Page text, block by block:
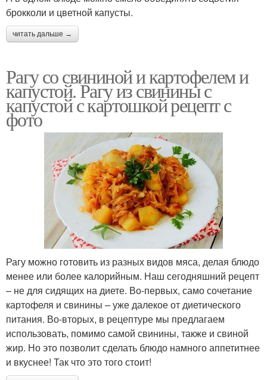
брокколи и цветной капусты.
читать дальше →
Рагу со свининой и картофелем и
капустой. Рагу из свинины с
капустой с картошкой рецепт с
фото
Рагу можно готовить из разных видов мяса, делая блюдо
менее или более калорийным. Наш сегодняшний рецепт
– не для сидящих на диете. Во-первых, само сочетание
картофеля и свинины – уже далекое от диетического
питания. Во-вторых, в рецептуре мы предлагаем
использовать, помимо самой свинины, также и свиной
жир. Но это позволит сделать блюдо намного аппетитнее
и вкуснее! Так что это того стоит!